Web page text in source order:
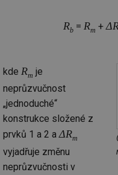
Rb = Rm + Δ
kde Rm je
neprůzvučnost
„jednoduché“
konstrukce složené z
prvků 1 a 2 aΔRm
vyjadřuje změnu
neprůzvučnosti v
Nezbytně nutné
Nezbytně nutné
funkce webových
uživatele a správa